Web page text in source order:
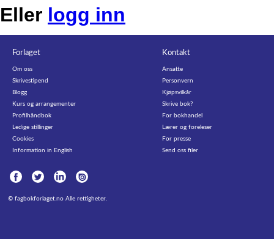
Eller logg inn
Forlaget
Om oss
Skrivestipend
Blogg
Kurs og arrangementer
Profilhåndbok
Ledige stillinger
Cookies
Information in English
Kontakt
Ansatte
Personvern
Kjøpsvilkår
Skrive bok?
For bokhandel
Lærer og foreleser
For presse
Send oss filer
© fagbokforlaget.no Alle rettigheter.